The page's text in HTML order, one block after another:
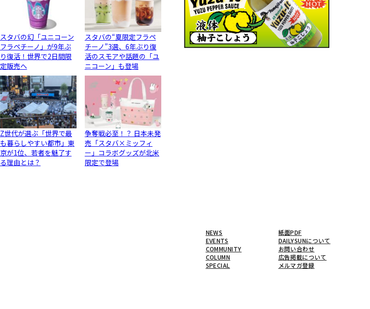
スタバの幻「ユニコーン
フラペチーノ」が9年ぶ
り復活！世界で2日間限
定販売へ
スタバの“夏限定フラペ
チーノ”3選、6年ぶり復
活のスモアや話題の「ユ
ニコーン」も登場
Z世代が選ぶ「世界で最
も暮らしやすい都市」東
京が1位、若者を魅了す
る理由とは？
争奪戦必至！？ 日本未発
売「スタバ×ミッフィ
ー」コラボグッズが北米
限定で登場
NEWS
EVENTS
COMMUNITY
COLUMN
SPECIAL
紙面PDF
DAILYSUNについて
お問い合わせ
広告掲載について
メルマガ登録